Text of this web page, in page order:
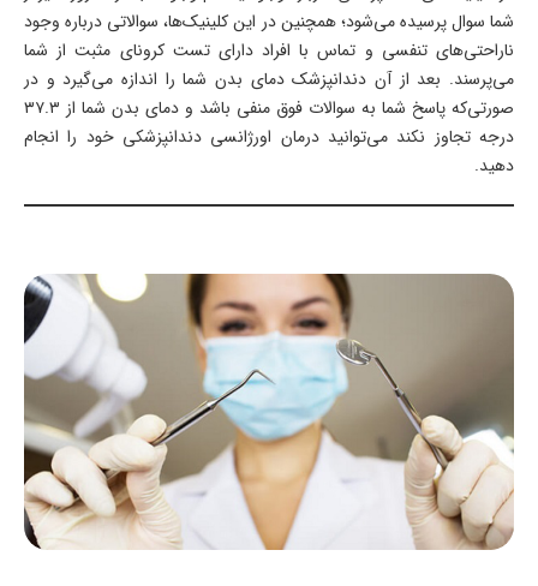
شما سوال پرسیده می‌شود؛ همچنین در این کلینیک‌ها، سوالاتی درباره وجود
ناراحتی‌های تنفسی و تماس با افراد دارای تست کرونای مثبت از شما
می‌پرسند. بعد از آن دندانپزشک دمای بدن شما را اندازه می‌گیرد و در
صورتی‌که پاسخ شما به سوالات فوق منفی باشد و دمای بدن شما از ۳۷.۳
درجه تجاوز نکند می‌توانید درمان اورژانسی دندانپزشکی خود را انجام
دهید.